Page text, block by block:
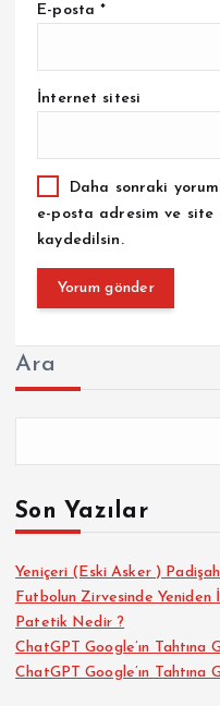
E-posta*
İnternet sitesi
Daha sonraki
e-posta adresim ve site
kaydedilsin.
Ara
Son Yazılar
Yeniçeri (Eski Asker )
Futbolun Zirvesinde Yeniden
Patetik Nedir ?
ChatGPT Google’ın Tahtına
ChatGPT Google’ın Tahtına